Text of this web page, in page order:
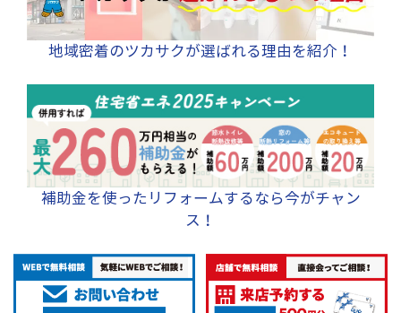
地域密着のツカサクが選ばれる理由を紹介！
補助金を使ったリフォームするなら今がチャン
ス！